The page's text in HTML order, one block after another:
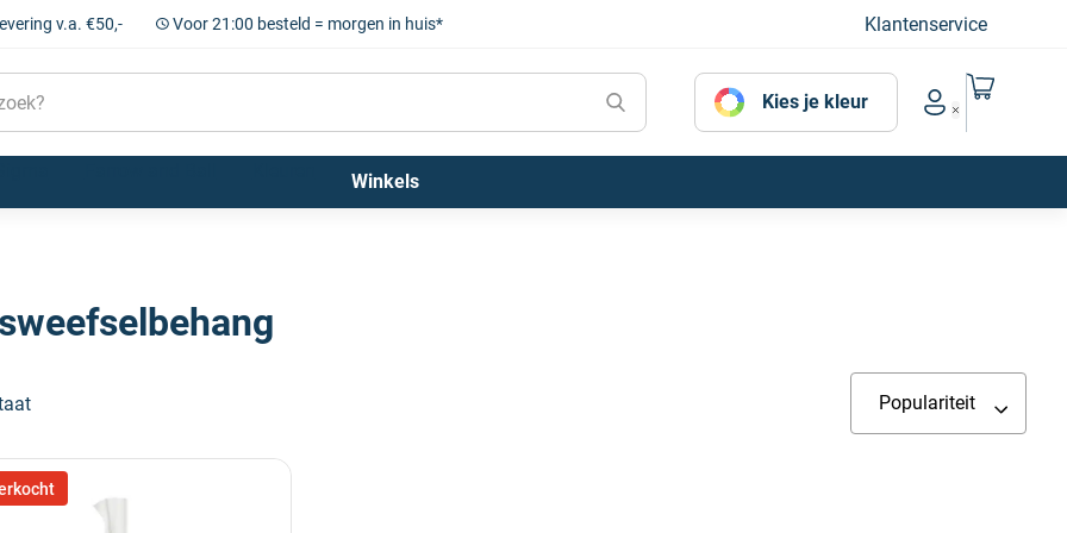
v.a. €50,- Voor 21:00 besteld = morgen in huis* Klantenservice
Kies je kleur
Account menu
Naar mijn
Winkels
Populariteit